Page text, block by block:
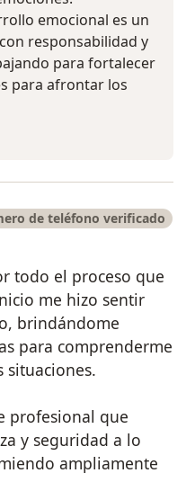
emocional es un
responsabilidad y
para fortalecer
para afrontar los
de teléfono verificado
todo el proceso que
me hizo sentir
brindándome
para comprenderme
profesional que
y seguridad a lo
ampliamente